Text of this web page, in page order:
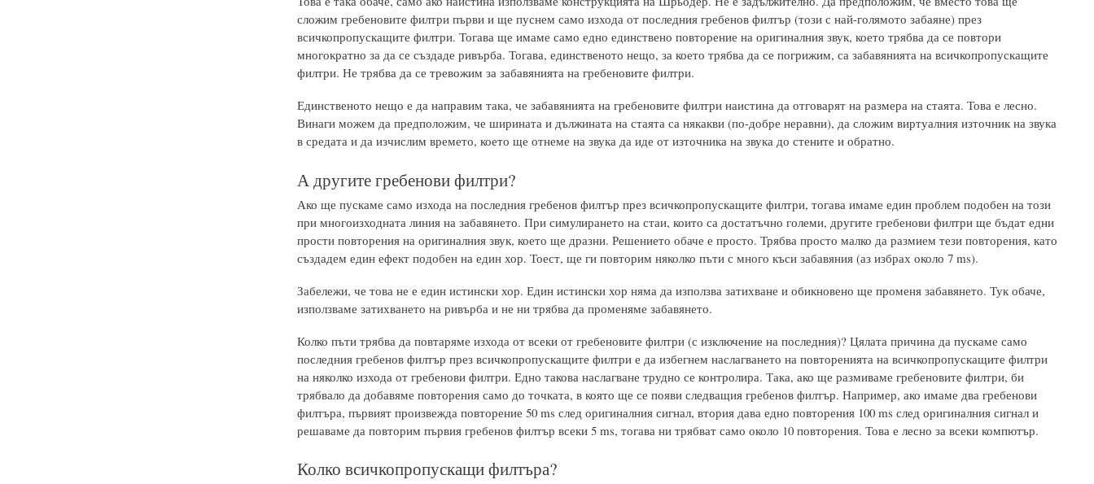
сложим гребеновите филтри първи и ще пуснем само изхода от последния гребенов филтър (този с най-голямото забаяне) през
всичкопропускащите филтри. Тогава ще имаме само едно единствено повторение на оригиналния звук, което трябва да се повтори
многократно за да се създаде ривърба. Тогава, единственото нещо, за което трябва да се погрижим, са забавянията на всичкопропускащите
филтри. Не трябва да се тревожим за забавянията на гребеновите филтри.
Единственото нещо е да направим така, че забавянията на гребеновите филтри наистина да отговарят на размера на стаята. Това е лесно.
Винаги можем да предположим, че ширината и дължината на стаята са някакви (по-добре неравни), да сложим виртуалния източник на звука
в средата и да изчислим времето, което ще отнеме на звука да иде от източника на звука до стените и обратно.
А другите гребенови филтри?
Ако ще пускаме само изхода на последния гребенов филтър през всичкопропускащите филтри, тогава имаме един проблем подобен на този
при многоизходната линия на забавянето. При симулирането на стаи, които са достатъчно големи, другите гребенови филтри ще бъдат едни
прости повторения на оригиналния звук, което ще дразни. Решението обаче е просто. Трябва просто малко да размием тези повторения, като
създадем един ефект подобен на един хор. Тоест, ще ги повторим няколко пъти с много къси забавяния (аз избрах около 7 ms).
Забележи, че това не е един истински хор. Един истински хор няма да използва затихване и обикновено ще променя забавянето. Тук обаче,
използваме затихването на ривърба и не ни трябва да променяме забавянето.
Колко пъти трябва да повтаряме изхода от всеки от гребеновите филтри (с изключение на последния)? Цялата причина да пускаме само
последния гребенов филтър през всичкопропускащите филтри е да избегнем наслагването на повторенията на всичкопропускащите филтри
на няколко изхода от гребенови филтри. Едно такова наслагване трудно се контролира. Така, ако ще размиваме гребеновите филтри, би
трябвало да добавяме повторения само до точката, в която ще се появи следващия гребенов филтър. Например, ако имаме два гребенови
филтъра, първият произвежда повторение 50 ms след оригиналния сигнал, втория дава едно повторения 100 ms след оригиналния сигнал и
решаваме да повторим първия гребенов филтър всеки 5 ms, тогава ни трябват само около 10 повторения. Това е лесно за всеки компютър.
Колко всичкопропускащи филтъра?